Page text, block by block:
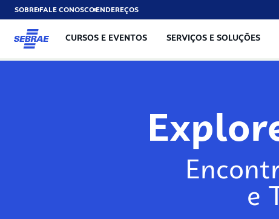
SOBREFALE CONOSCOENDEREÇOS
CURSOS E EVENTOS SERVIÇOS E SOLUÇÕES
e